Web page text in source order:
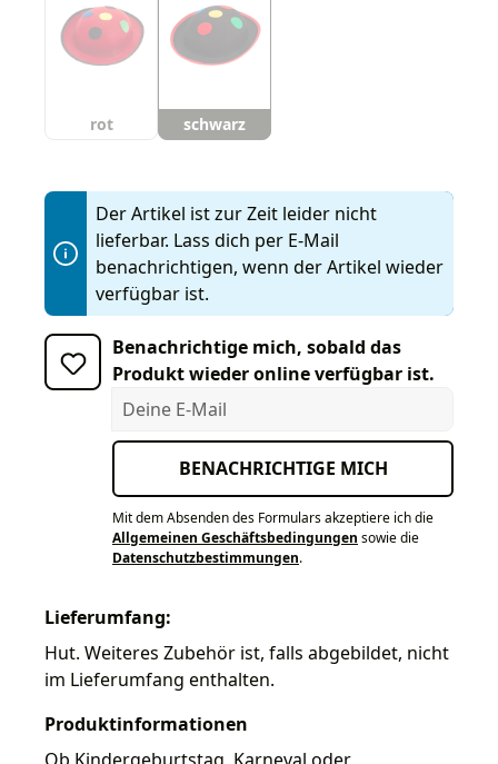
rot schwarz
Der Artikel ist zur Zeit leider nicht
lieferbar. Lass dich per E-Mail
benachrichtigen, wenn der Artikel wieder
verfügbar ist.
Benachrichtige mich, sobald das
Produkt wieder online verfügbar ist.
Deine E-Mail
BENACHRICHTIGE MICH
Mit dem Absenden des Formulars akzeptiere ich die
Allgemeinen Geschäftsbedingungen sowie die
Datenschutzbestimmungen.
Lieferumfang:
Hut. Weiteres Zubehör ist, falls abgebildet, nicht
im Lieferumfang enthalten.
Produktinformationen